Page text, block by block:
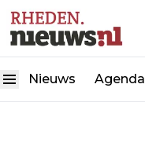
Nieuws Agenda